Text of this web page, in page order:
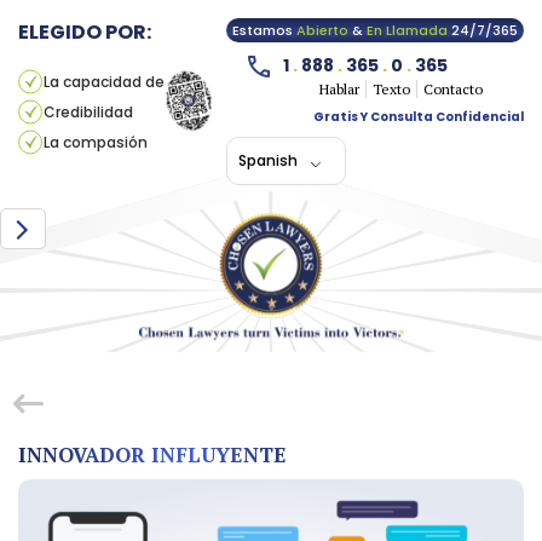
ELEGIDO POR:
La capacidad de
Credibilidad
La compasión
EstamosAbierto&En Llamada24/7/365
1 . 888 . 365 . 0 . 365
Hablar Texto
Contacto
Gratis Y Consulta Confidencial
Spanish
INNOVADOR INFLUYENTE